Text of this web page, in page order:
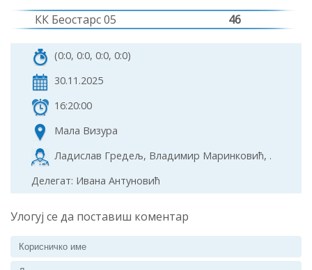
КК Беостарс 05 46
(0:0, 0:0, 0:0, 0:0)
30.11.2025
16:20:00
Мала Визура
Ладислав Гредељ, Владимир Маринковић, .
Делегат: Ивана Антуновић
Улогуј се да поставиш коментар